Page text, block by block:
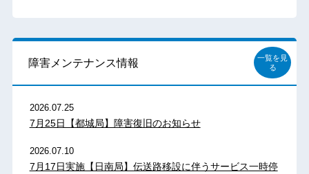
障害メンテナンス情報
一覧を見
る
2026.07.25
7月25日【都城局】障害復旧のお知らせ
2026.07.10
7月17日実施【日南局】伝送路移設に伴うサービス一時停